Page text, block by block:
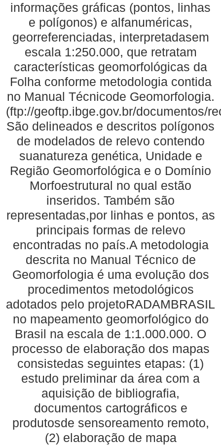
informações gráficas (pontos, linhas
e polígonos) e alfanuméricas,
georreferenciadas, interpretadasem
escala 1:250.000, que retratam
características geomorfológicas da
Folha conforme metodologia contida
no Manual Técnicode Geomorfologia.
(ftp://geoftp.ibge.gov.br/documentos/
São delineados e descritos polígonos
de modelados de relevo contendo
suanatureza genética, Unidade e
Região Geomorfológica e o Domínio
Morfoestrutural no qual estão
inseridos. Também são
representadas,por linhas e pontos, as
principais formas de relevo
encontradas no país.A metodologia
descrita no Manual Técnico de
Geomorfologia é uma evolução dos
procedimentos metodológicos
adotados pelo projetoRADAMBRASIL
no mapeamento geomorfológico do
Brasil na escala de 1:1.000.000. O
processo de elaboração dos mapas
consistedas seguintes etapas: (1)
estudo preliminar da área com a
aquisição de bibliografia,
documentos cartográficos e
produtosde sensoreamento remoto,
(2) elaboração de mapa